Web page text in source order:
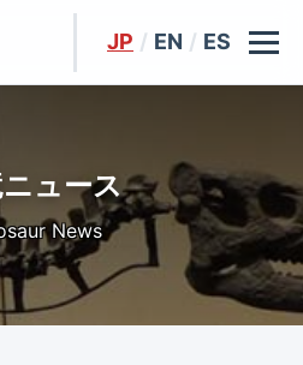
JP / EN / ES
ュース
News